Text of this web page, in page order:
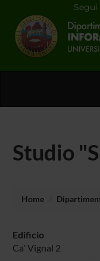
Segui
Studio
Home
Edificio
Ca' Vignal 2